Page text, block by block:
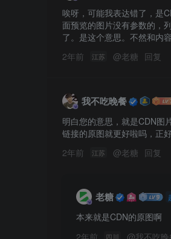
唉呀，可能我表达错了，是
面预览的图片没有参数的，
了。是这个意思。不然和内
2年前
江苏 @老糖 回复
我不吃晚餐
明白您的意思，就是CDN图
链接的原图就更好啦吗，正
2年前
江苏 @老糖 回复
老糖
本来就是CDN的原图啊
2年前
四川 @我不吃晚